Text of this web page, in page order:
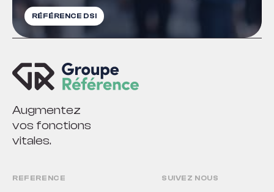
RÉFÉRENCE DSI
Augmentez
vos fonctions
vitales.
REFERENCE SUIVEZ NOUS